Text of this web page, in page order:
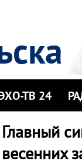
ТВ 24
Главный
весенних